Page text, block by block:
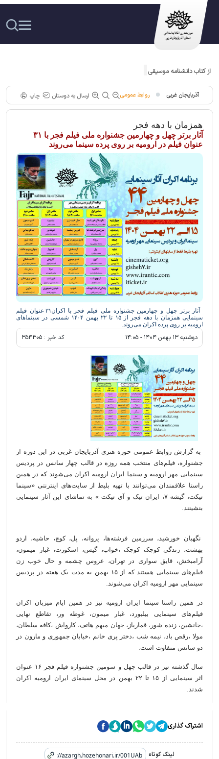
از کتاب دانشنامه موسیقی عاشیقی مکتب ارومیه رونمایی شد
آذربایجان غربی روابط عمومی ارسال به دوستان چاپ
همزمان با دهه فجر
آثار برتر چهل و چهارمین جشنواره ملی فیلم فجر با ۳۱
عنوان فیلم در ارومیه بر روی پرده سینما می‌روند
آثار برتر چهل و چهارمین جشنواره ملی فیلم فجر با اکران۳۱ عنوان فیلم
سینمایی همزمان با دهه فجر از ۱۵ تا ۲۲ بهمن ۱۴۰۴ شمسی در سینماهای
ارومیه بر روی پرده اکران می‌روند.
دوشنبه ۱۳ بهمن ۱۴۰۴ - ۱۴:۰۵ کد خبر :
به گزارش روابط عمومی حوزه هنری آذربایجان غربی در این دوره از
جشنواره، فیلم‌های منتخب همه روزه در قالب چهار سانس در پردیس
سینمایی مهر ارومیه و سینما ایران ارومیه اکران می‌شوند که در همین
راستا علاقمندان می‌توانند با تهیه بلیط از سایت‌های اینترنتی «سینما
تیکت، گیشه ۷، ایران تیک و آی تیکت » به تماشای این آثار سینمایی
بنشینند.
نگهبان خورشید، سرزمین فرشته‌ها، پروانه، پل، کوچ، حاشیه، اردو
بهشت، زندگی کوچک کوچک ،خواب، گیس، اسکورت، غبار میمون،
آرامبخش، قایق سواری در تهران، عروس چشمه و حال خوب زن
فیلم‌های سینمایی هستند که از ۱۵ بهمن به مدت یک هفته در پردیس
سینمایی مهر ارومیه اکران می‌شوند.
در همین راستا سینما ایران ارومیه نیز در همین ایام میزبان اکران
فیلم‌های سینمایی بیلبورد، غبار میمون، غوطه ور، تقاطع نهایی
،جانشین، زنده شور، قمارباز، جهان مبهم هاتف، کارواش ،کافه سلطان،
مولا ،رقص باد، نیمه شب ،دختر پری خانم ،خیابان جمهوری و مارون در
دو سانس متفاوت است.
سال گذشته نیز در قالب چهل و سومین جشنواره فیلم فجر ۱۶ عنوان
اثر سینمایی از ۱۵ تا ۲۲ بهمن در محل سینمای ایران ارومیه اکران
شدند.
اشتراک گذاری
لینک کوتاه